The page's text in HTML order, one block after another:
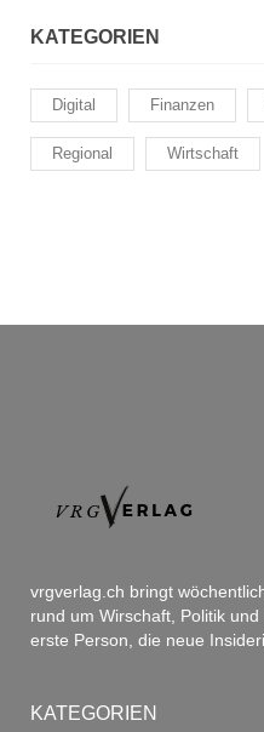
KATEGORIEN
Digital Finanzen
Regional Wirtschaft
vrgverlag.ch bringt
rund um Wirschaft, Politik
erste Person, die neue
KATEGORIEN